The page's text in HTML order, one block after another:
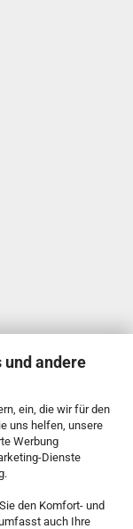
und andere
ein, die wir für den
uns helfen, unsere
Werbung
Dienste
den Komfort- und
auch Ihre